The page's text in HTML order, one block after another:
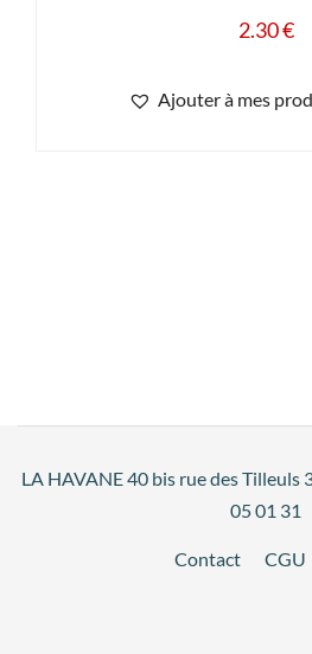
2.30€
Ajouter à mes
LA HAVANE 40 bis rue des Tilleuls
05 01 31
Contact CGU